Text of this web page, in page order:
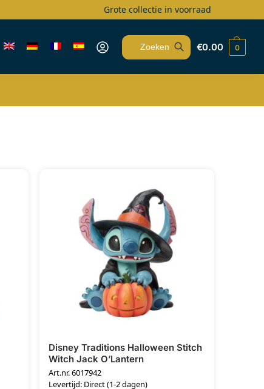
Grote collectie in voorraad
€0.00 0
Disney Traditions Halloween Stitch
Witch Jack O’Lantern
Art.nr. 6017942
Levertijd: Direct (1-2 dagen)